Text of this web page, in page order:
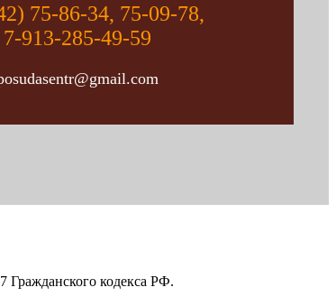
75-86-34, 75-09-78,
7-913-285-49-59
Гражданского кодекса РФ.